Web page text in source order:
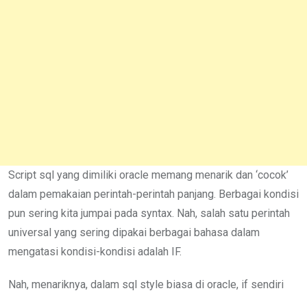
Script sql yang dimiliki oracle memang menarik dan ‘cocok’
dalam pemakaian perintah-perintah panjang. Berbagai kondisi
pun sering kita jumpai pada syntax. Nah, salah satu perintah
universal yang sering dipakai berbagai bahasa dalam
mengatasi kondisi-kondisi adalah IF.
Nah, menariknya, dalam sql style biasa di oracle, if sendiri